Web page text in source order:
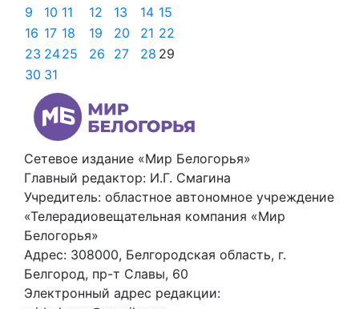
9
10 11 12 13 14 15
16 17 18 19 20 21 22
23 2425 26 27 28 29
30 31
Сетевое издание «Мир Белогорья»
Главный редактор: И.Г. Смагина
Учредитель: областное автономное учреждение
«Телерадиовещательная компания «Мир
Белогорья»
Адрес: 308000, Белгородская область, г.
Белгород, пр-т Славы, 60
Электронный адрес редакции: